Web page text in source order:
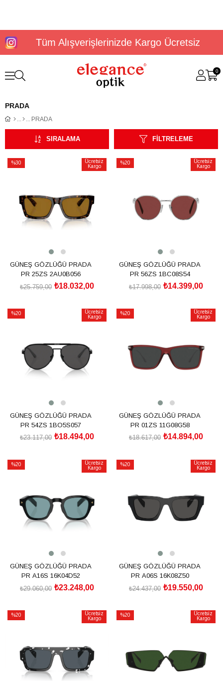
Tüm Alışverişlerinizde Kargo Ücretsiz
0
PRADA
PRADA
FILTRELEME
SIRALAMA
%30
Ücretsiz
Kargo
GÜNEŞ GÖZLÜĞÜ PRADA
PR 25ZS 2AU0B056
₺18.032,00
₺25.759,00
%20
Ücretsiz
Kargo
GÜNEŞ GÖZLÜĞÜ PRADA
PR 56ZS 1BC08S54
₺14.399,00
₺17.998,00
%20
Ücretsiz
Kargo
GÜNEŞ GÖZLÜĞÜ PRADA
PR 54ZS 1BO5S057
₺18.494,00
₺23.117,00
%20
Ücretsiz
Kargo
GÜNEŞ GÖZLÜĞÜ PRADA
PR 01ZS 11G08G58
₺14.894,00
₺18.617,00
%20
Ücretsiz
Kargo
GÜNEŞ GÖZLÜĞÜ PRADA
PR A16S 16K04D52
₺23.248,00
₺29.060,00
%20
Ücretsiz
Kargo
GÜNEŞ GÖZLÜĞÜ PRADA
PR A06S 16K08Z50
₺19.550,00
₺24.437,00
%20
Ücretsiz
Kargo
%20
Ücretsiz
Kargo